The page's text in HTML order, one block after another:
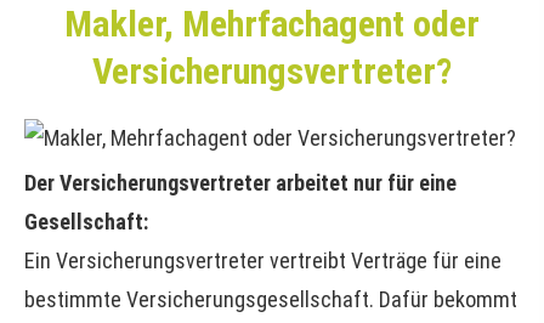
Makler, Mehrfachagent oder
Versicherungsvertreter?
Der Versicherungsvertreter arbeitet nur für eine
Gesellschaft:
Ein Versicherungsvertreter vertreibt Verträge für eine
bestimmte Versicherungsgesellschaft. Dafür bekommt